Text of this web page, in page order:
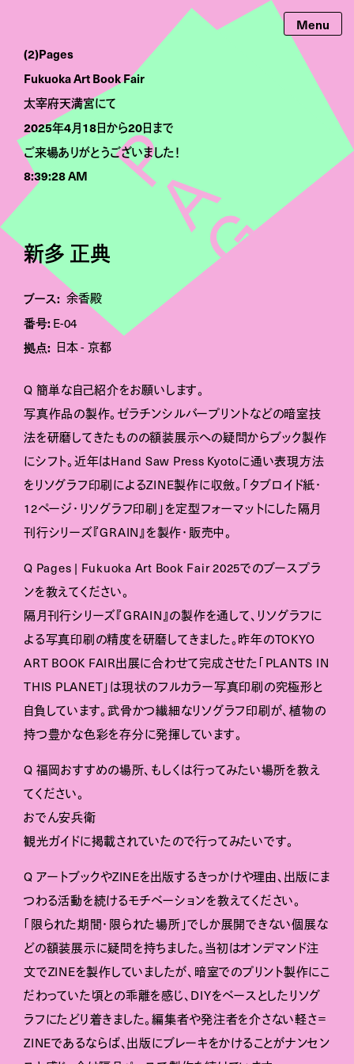
(2)Pages
Fukuoka Art Book Fair
太宰府天満宮にて
2025年4月18日から20日まで
ご来場ありがとうございました！
8:39:28 AM
新多 正典
ブース: 余香殿
番号: E-04
拠点: 日本 京都
Q 簡単な自己紹介をお願いします。
写真作品の製作。ゼラチンシルバープリントなどの暗室技
法を研磨してきたものの額装展示への疑問からブック製作
にシフト。近年はHand Saw Press Kyotoに通い表現方法
をリソグラフ印刷によるZINE製作に収斂。「タブロイド紙・
12ページ・リソグラフ印刷」を定型フォーマットにした隔月
刊行シリーズ『GRAIN』を製作・販売中。
Q Pages | Fukuoka Art Book Fair 2025でのブースプラ
ンを教えてください。
隔月刊行シリーズ『GRAIN』の製作を通して、リソグラフに
よる写真印刷の精度を研磨してきました。昨年のTOKYO
ART BOOK FAIR出展に合わせて完成させた「PLANTS IN
THIS PLANET」は現状のフルカラー写真印刷の究極形と
自負しています。武骨かつ繊細なリソグラフ印刷が、植物の
持つ豊かな色彩を存分に発揮しています。
Q 福岡おすすめの場所、もしくは行ってみたい場所を教え
てください。
おでん安兵衛
観光ガイドに掲載されていたので行ってみたいです。
Q アートブックやZINEを出版するきっかけや理由、出版にま
つわる活動を続けるモチベーションを教えてください。
「限られた期間・限られた場所」でしか展開できない個展な
どの額装展示に疑問を持ちました。当初はオンデマンド注
文でZINEを製作していましたが、暗室でのプリント製作にこ
だわっていた頃との乖離を感じ、DIYをベースとしたリソグ
ラフにたどり着きました。編集者や発注者を介さない軽さ＝
ZINEであるならば、出版にブレーキをかけることがナンセン